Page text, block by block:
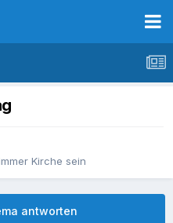
Kirche sein
antworten